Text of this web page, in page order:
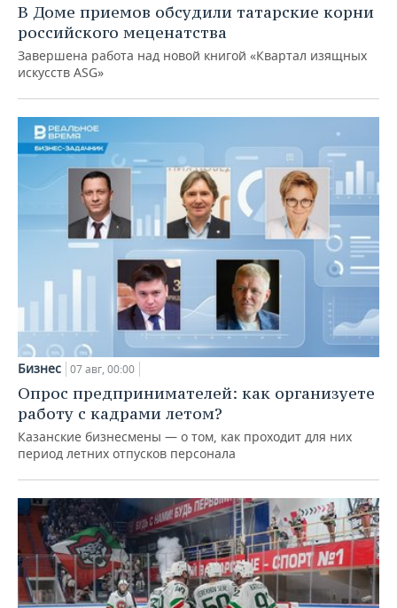
В Доме приемов обсудили татарские корни
российского меценатства
Завершена работа над новой книгой «Квартал изящных
искусств ASG»
Бизнес 07 авг, 00:00
Опрос предпринимателей: как организуете
работу с кадрами летом?
Казанские бизнесмены — о том, как проходит для них
период летних отпусков персонала